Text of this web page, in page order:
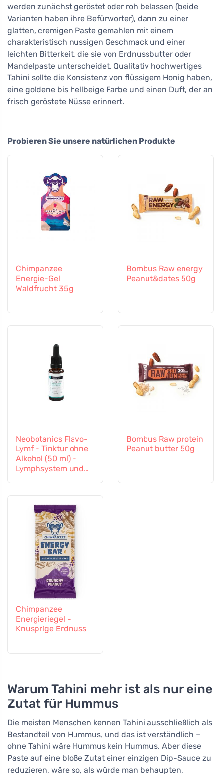
werden zunächst geröstet oder roh belassen (beide
Varianten haben ihre Befürworter), dann zu einer
glatten, cremigen Paste gemahlen mit einem
charakteristisch nussigen Geschmack und einer
leichten Bitterkeit, die sie von Erdnussbutter oder
Mandelpaste unterscheidet. Qualitativ hochwertiges
Tahini sollte die Konsistenz von flüssigem Honig haben,
eine goldene bis hellbeige Farbe und einen Duft, der an
frisch geröstete Nüsse erinnert.
Probieren Sie unsere natürlichen Produkte
Chimpanzee
Energie-Gel
Waldfrucht 35g
Bombus Raw energy
Peanut&dates 50g
Neobotanics Flavo-
Lymf - Tinktur ohne
Alkohol (50 ml) -
Lymphsystem und
Bombus Raw protein
Peanut butter 50g
Chimpanzee
Energieriegel -
Knusprige Erdnuss
Warum Tahini mehr ist als nur eine
Zutat für Hummus
Die meisten Menschen kennen Tahini ausschließlich als
Bestandteil von Hummus, und das ist verständlich –
ohne Tahini wäre Hummus kein Hummus. Aber diese
Paste auf eine bloße Zutat einer einzigen Dip-Sauce zu
reduzieren, wäre so, als würde man behaupten,